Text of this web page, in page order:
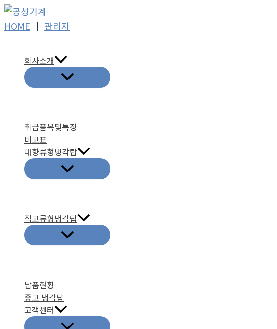
콘
텐
HOME │ 관리자
회사소개
취급품목및특징
비교표
대향류형냉각탑
직교류형냉각탑
납품현황
중고 냉각탑
고객센터